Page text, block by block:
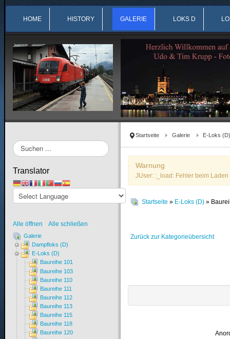
HOME HISTORY GALERIE LOKS D
Startseite Galerie E-Loks (D)
Warnung
JUser: :_load: Fehler beim
Startseite » E-Loks (D) »
Zurück zur Kategorieübersicht
Suchen
...
Translator
Alle öffnen Alle schließen
Galerie
Dampfloks (D)
E-Loks (D)
Baureihe 101
Baureihe 103
Baureihe 110
Baureihe 111
Baureihe 112
Baureihe 113
Baureihe 115
Baureihe 118
Baureihe 120